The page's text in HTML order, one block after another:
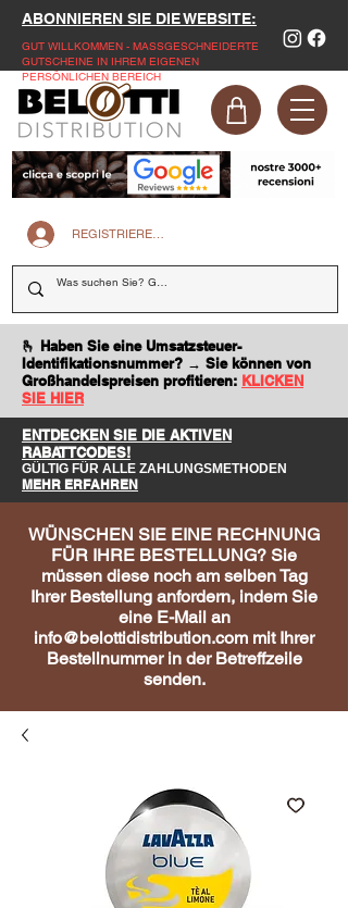
ABONNIEREN SIE DIE WEBSITE:
GUT WILLKOMMEN - MASSGESCHNEIDERTE
GUTSCHEINE IN IHREM EIGENEN
PERSÖNLICHEN BEREICH
REGISTRIEREN SIE SICH AUF DER WEBSITE
🫰 Haben Sie eine Umsatzsteuer-
Identifikationsnummer? → Sie können von
Großhandelspreisen profitieren: KLICKEN
SIE HIER
ENTDECKEN SIE DIE AKTIVEN
RABATTCODES!
GÜLTIG FÜR ALLE ZAHLUNGSMETHODEN
MEHR ERFAHREN
WÜNSCHEN SIE EINE RECHNUNG
FÜR IHRE BESTELLUNG? Sie
müssen diese noch am selben Tag
Ihrer Bestellung anfordern, indem Sie
eine E-Mail an
info@belottidistribution.com mit Ihrer
Bestellnummer in der Betreffzeile
senden.